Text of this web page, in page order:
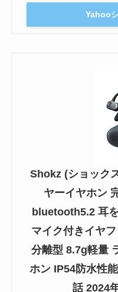
Yahoo
Shokz (ショック
ヤーイヤホン
bluetooth5.2 耳
マイク付きイヤ
分離型 8.7g軽量
ホン IP54防水性
話 2024